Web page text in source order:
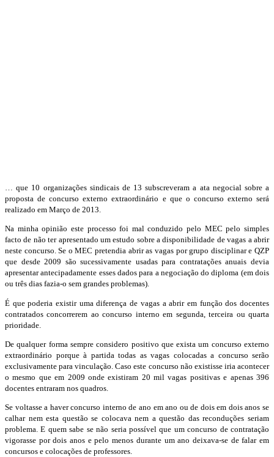
… que 10 organizações sindicais de 13 subscreveram a ata negocial sobre a
proposta de concurso externo extraordinário e que o concurso externo será
realizado em Março de 2013.
Na minha opinião este processo foi mal conduzido pelo MEC pelo simples
facto de não ter apresentado um estudo sobre a disponibilidade de vagas a abrir
neste concurso. Se o MEC pretendia abrir as vagas por grupo disciplinar e QZP
que desde 2009 são sucessivamente usadas para contratações anuais devia
apresentar antecipadamente esses dados para a negociação do diploma (em dois
ou três dias fazia-o sem grandes problemas).
É que poderia existir uma diferença de vagas a abrir em função dos docentes
contratados concorrerem ao concurso interno em segunda, terceira ou quarta
prioridade.
De qualquer forma sempre considero positivo que exista um concurso externo
extraordinário porque à partida todas as vagas colocadas a concurso serão
exclusivamente para vinculação. Caso este concurso não existisse iria acontecer
o mesmo que em 2009 onde existiram 20 mil vagas positivas e apenas 396
docentes entraram nos quadros.
Se voltasse a haver concurso interno de ano em ano ou de dois em dois anos se
calhar nem esta questão se colocava nem a questão das reconduções seriam
problema. E quem sabe se não seria possível que um concurso de contratação
vigorasse por dois anos e pelo menos durante um ano deixava-se de falar em
concursos e colocações de professores.